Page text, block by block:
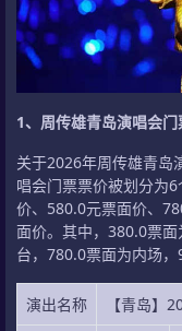
1、周传雄青岛演唱会
关于2026年周传雄青岛
唱会门票票价被划分为
价、580.0元票面价、
面价。其中，380.0票
台，780.0票面为内场，
演出名称
【青岛】